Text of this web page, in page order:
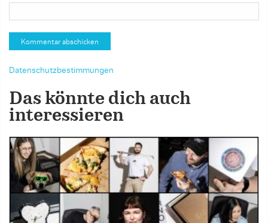
Datenschutzbestimmungen
Das könnte dich auch
interessieren